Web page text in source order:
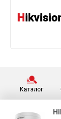
Каталог